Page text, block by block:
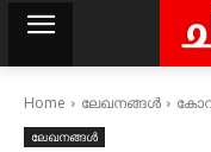
Home ലേഖനങ്ങൾ
ലേഖനങ്ങൾ